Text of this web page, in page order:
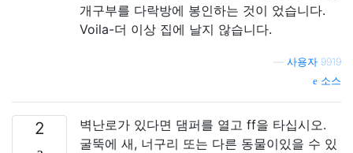
개구부를 다락방에 봉인하는 것이 었습니다.
Voila-더 이상 집에 날지 않습니다.
사용자 9919
소스
2
벽난로가 있다면 댐퍼를 열고 ff을 타십시오.
굴뚝에 새, 너구리 또는 다른 동물이있을 수 있